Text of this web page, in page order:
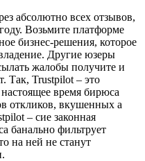
абсолютно всех отзывов,
Возьмите платформе
бизнес-решения, которое
Другие юзеры
жалобы получите и
Так, Trustpilot – это
время бирюса
откликов, вкушенных а
– сие законная
банально фильтрует
на ней не станут